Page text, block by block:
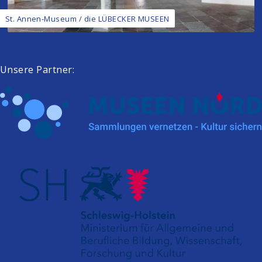
St. Annen-Museum / die LÜBECKER MUSEEN
Unsere Partner: